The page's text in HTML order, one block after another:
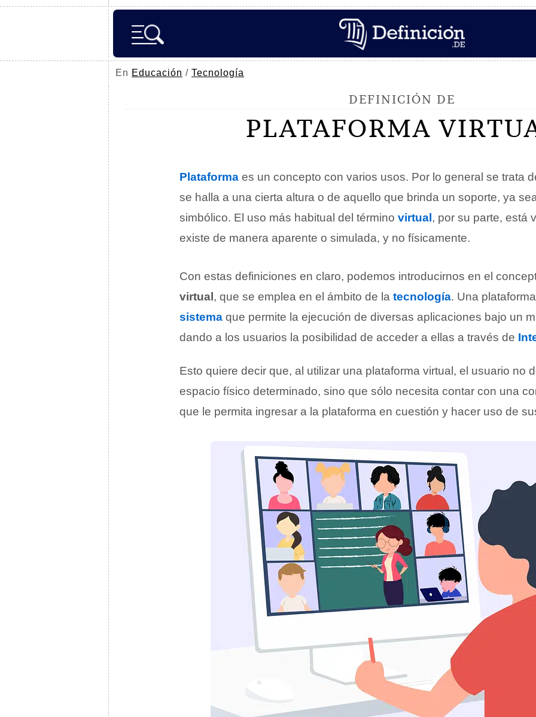
En Educación / Tecnología
DEFINICIÓN DE
PLATAFORMA
Plataforma es un concepto con varios usos. Por lo general se trata
se halla a una cierta altura o de aquello que brinda un soporte, ya
simbólico. El uso más habitual del término virtual , por su parte, está
existe de manera aparente o simulada, y no físicamente.
Con estas definiciones en claro, podemos introducirnos en el
virtual , que se emplea en el ámbito de la tecnología. Una
sistema que permite la ejecución de diversas aplicaciones bajo un
dando a los usuarios la posibilidad de acceder a ellas a través de
Esto quiere decir que, al utilizar una plataforma virtual, el usuario no
espacio físico determinado, sino que sólo necesita contar con una
que le permita ingresar a la plataforma en cuestión y hacer uso de